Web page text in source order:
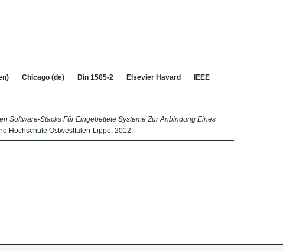
Chicago (de) Din 1505-2 Elsevier Havard IEEE
Software-Stacks Für Eingebettete Systeme Zur Anbindung Eines
Hochschule Ostwestfalen-Lippe; 2012.